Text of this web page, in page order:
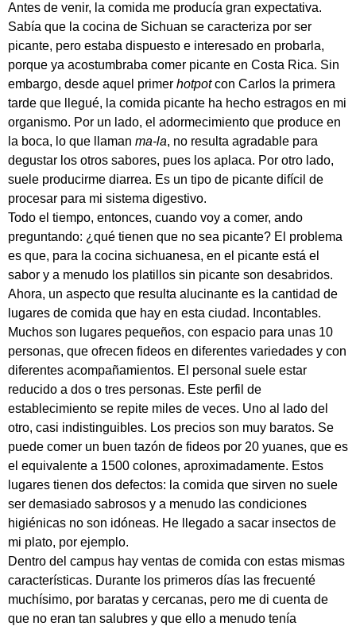
Antes de venir, la comida me producía gran expectativa.
Sabía que la cocina de Sichuan se caracteriza por ser
picante, pero estaba dispuesto e interesado en probarla,
porque ya acostumbraba comer picante en Costa Rica. Sin
embargo, desde aquel primer hotpotcon Carlos la primera
tarde que llegué, la comida picante ha hecho estragos en mi
organismo. Por un lado, el adormecimiento que produce en
la boca, lo que llaman ma-la, no resulta agradable para
degustar los otros sabores, pues los aplaca. Por otro lado,
suele producirme diarrea. Es un tipo de picante difícil de
procesar para mi sistema digestivo.
Todo el tiempo, entonces, cuando voy a comer, ando
preguntando: ¿qué tienen que no sea picante? El problema
es que, para la cocina sichuanesa, en el picante está el
sabor y a menudo los platillos sin picante son desabridos.
Ahora, un aspecto que resulta alucinante es la cantidad de
lugares de comida que hay en esta ciudad. Incontables.
Muchos son lugares pequeños, con espacio para unas 10
personas, que ofrecen fideos en diferentes variedades y con
diferentes acompañamientos. El personal suele estar
reducido a dos o tres personas. Este perfil de
establecimiento se repite miles de veces. Uno al lado del
otro, casi indistinguibles. Los precios son muy baratos. Se
puede comer un buen tazón de fideos por 20 yuanes, que es
el equivalente a 1500 colones, aproximadamente. Estos
lugares tienen dos defectos: la comida que sirven no suele
ser demasiado sabrosos y a menudo las condiciones
higiénicas no son idóneas. He llegado a sacar insectos de
mi plato, por ejemplo.
Dentro del campus hay ventas de comida con estas mismas
características. Durante los primeros días las frecuenté
muchísimo, por baratas y cercanas, pero me di cuenta de
que no eran tan salubres y que ello a menudo tenía